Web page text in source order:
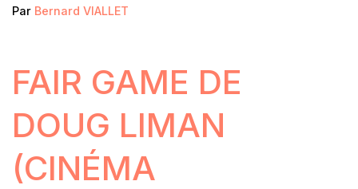
Par Bernard VIALLET
FAIR GAME DE
DOUG LIMAN
(CINÉMA